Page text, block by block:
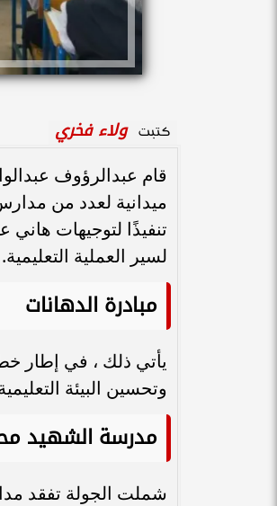
كتبت ولاء فخري
قام عبدالرؤوف
ميدانية لعدد من مدارس
تنفيذًا لتوجيهات هاني
لسير العملية التعليمية.
مبادرة الدهانات
يأتي ذلك ، في إطار
وتحسين البيئة
مدرسة الشهيد
شملت الجولة تفقد